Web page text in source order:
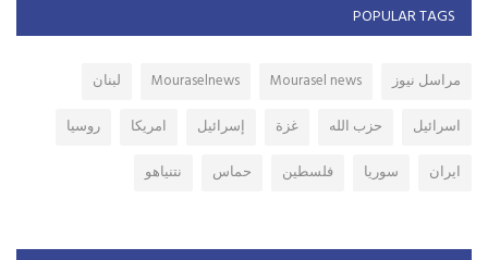
POPULAR TAGS
مراسل نيوز Mourasel news
Mouraselnews
لبنان
اسرائيل
حزب الله غزة إسرائيل امريكا
روسيا
ايران
سوريا فلسطين حماس نتنياهو